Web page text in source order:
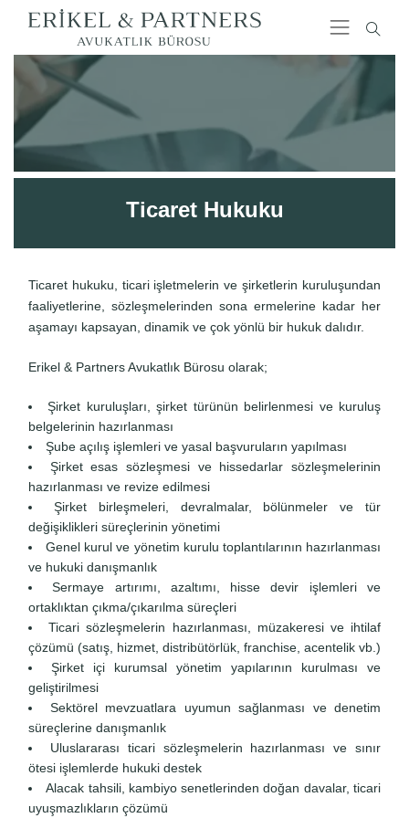
Ticaret Hukuku
Ticaret hukuku, ticari işletmelerin ve şirketlerin kuruluşundan
faaliyetlerine, sözleşmelerinden sona ermelerine kadar her
aşamayı kapsayan, dinamik ve çok yönlü bir hukuk dalıdır.
Erikel & Partners Avukatlık Bürosu olarak;
Şirket kuruluşları, şirket türünün belirlenmesi ve kuruluş
belgelerinin hazırlanması
Şube açılış işlemleri ve yasal başvuruların yapılması
Şirket esas sözleşmesi ve hissedarlar sözleşmelerinin
hazırlanması ve revize edilmesi
Şirket birleşmeleri, devralmalar, bölünmeler ve tür
değişiklikleri süreçlerinin yönetimi
Genel kurul ve yönetim kurulu toplantılarının hazırlanması
ve hukuki danışmanlık
Sermaye artırımı, azaltımı, hisse devir işlemleri ve
ortaklıktan çıkma/çıkarılma süreçleri
Ticari sözleşmelerin hazırlanması, müzakeresi ve ihtilaf
çözümü (satış, hizmet, distribütörlük, franchise, acentelik vb.)
Şirket içi kurumsal yönetim yapılarının kurulması ve
geliştirilmesi
Sektörel mevzuatlara uyumun sağlanması ve denetim
süreçlerine danışmanlık
Uluslararası ticari sözleşmelerin hazırlanması ve sınır
ötesi işlemlerde hukuki destek
Alacak tahsili, kambiyo senetlerinden doğan davalar, ticari
uyuşmazlıkların çözümü